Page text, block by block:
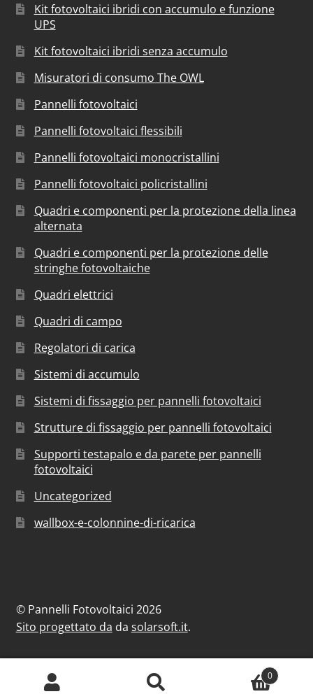
Kit fotovoltaici ibridi con accumulo e funzione
UPS
Kit fotovoltaici ibridi senza accumulo
Misuratori di consumo The OWL
Pannelli fotovoltaici
Pannelli fotovoltaici flessibili
Pannelli fotovoltaici monocristallini
Pannelli fotovoltaici policristallini
Quadri e componenti per la protezione della linea
alternata
Quadri e componenti per la protezione delle
stringhe fotovoltaiche
Quadri elettrici
Quadri di campo
Regolatori di carica
Sistemi di accumulo
Sistemi di fissaggio per pannelli fotovoltaici
Strutture di fissaggio per pannelli fotovoltaici
Supporti testapalo e da parete per pannelli
fotovoltaici
Uncategorized
wallbox-e-colonnine-di-ricarica
© Pannelli Fotovoltaici 2026
Sito progettato da da solarsoft.it.
0